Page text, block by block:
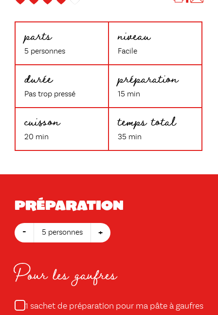
parts
5 personnes
niveau
Facile
durée
Pas trop pressé
préparation
15 min
cuisson
20 min
temps total
35 min
Préparation
- 5 personnes +
Pour les gaufres
1 sachet de préparation pour ma pâte à gaufres